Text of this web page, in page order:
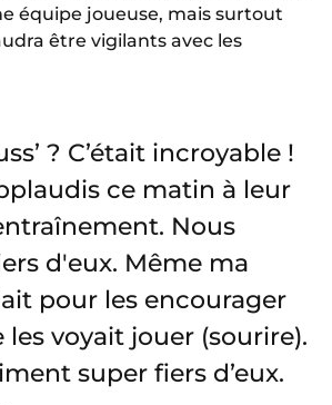
équipe joueuse, mais surtout
être vigilants avec les
? C’était incroyable !
ce matin à leur
Nous
d'eux. Même ma
pour les encourager
les voyait jouer (sourire).
super fiers d’eux.